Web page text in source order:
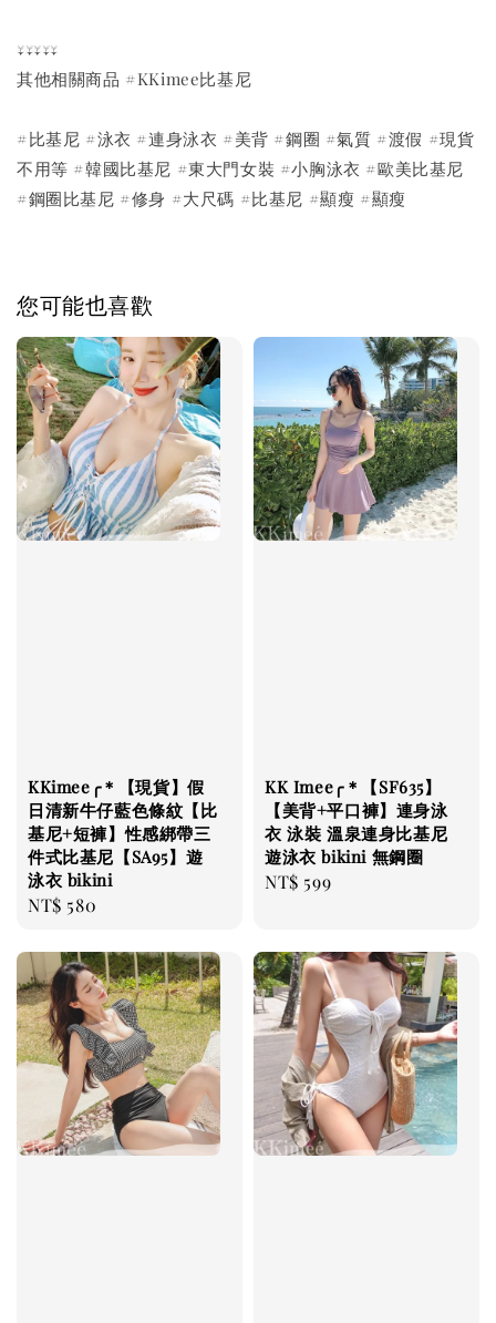
↓↓↓↓↓
其他相關商品 #KKimee比基尼
#比基尼 #泳衣 #連身泳衣 #美背 #鋼圈 #氣質 #渡假 #現貨
不用等 #韓國比基尼 #東大門女裝 #小胸泳衣 #歐美比基尼
#鋼圈比基尼 #修身 #大尺碼 #比基尼 #顯瘦 #顯瘦
您可能也喜歡
KKimee╭＊【現貨】假
日清新牛仔藍色條紋【比
基尼+短褲】性感綁帶三
件式比基尼【SA95】遊
泳衣 bikini
Regular
NT$ 580
KK Imee╭＊【SF635】
【美背+平口褲】連身泳
衣 泳裝 溫泉連身比基尼
遊泳衣 bikini 無鋼圈
Regular
NT$ 599